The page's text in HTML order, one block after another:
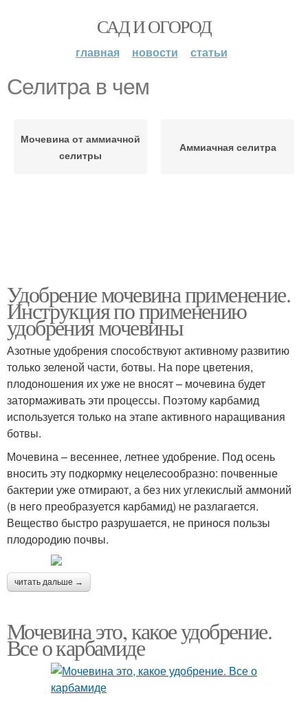
САД И ОГОРОД
главная новости статьи
Селитра в чем
Мочевина от аммиачной
селитры
Аммиачная селитра
Удобрение мочевина применение.
Инструкция по применению
удобрения мочевины
Азотные удобрения способствуют активному развитию
только зеленой части, ботвы. На поре цветения,
плодоношения их уже не вносят – мочевина будет
затормаживать эти процессы. Поэтому карбамид
используется только на этапе активного наращивания
ботвы.
Мочевина – весеннее, летнее удобрение. Под осень
вносить эту подкормку нецелесообразно: почвенные
бактерии уже отмирают, а без них углекислый аммоний
(в него преобразуется карбамид) не разлагается.
Вещество быстро разрушается, не принося пользы
плодородию почвы.
читать дальше →
Мочевина это, какое удобрение.
Все о карбамиде